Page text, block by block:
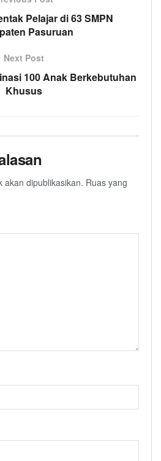
Pelajar di 63 SMPN
Pasuruan
Next Post
100 Anak Berkebutuhan
Khusus
akan dipublikasikan. Ruas yang